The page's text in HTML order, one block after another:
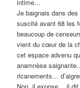
intime…
Je baignais dans
suscité avant 68 les
beaucoup de
vient du cœur de la
cet espace advenu
anamnèse
ricanements…